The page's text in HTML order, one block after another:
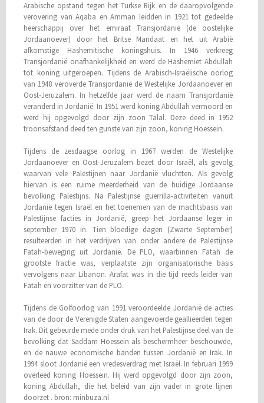
Arabische opstand tegen het Turkse Rijk en de daaropvolgende
verovering van Aqaba en Amman leidden in 1921 tot gedeelde
heerschappij over het emiraat Transjordanië (de oostelijke
Jordaanoever) door het Britse Mandaat en het uit Arabië
afkomstige Hashemitische koningshuis. In 1946 verkreeg
Transjordanië onafhankelijkheid en werd de Hashemiet Abdullah
tot koning uitgeroepen. Tijdens de Arabisch-Israëlische oorlog
van 1948 veroverde Transjordanië de Westelijke Jordaanoever en
Oost-Jeruzalem. In hetzelfde jaar werd de naam Transjordanië
veranderd in Jordanië. In 1951 werd koning Abdullah vermoord en
werd hij opgevolgd door zijn zoon Talal. Deze deed in 1952
troonsafstand deed ten gunste van zijn zoon, koning Hoessein.
Tijdens de zesdaagse oorlog in 1967 werden de Westelijke
Jordaanoever en Oost-Jeruzalem bezet door Israël, als gevolg
waarvan vele Palestijnen naar Jordanië vluchtten. Als gevolg
hiervan is een ruime meerderheid van de huidige Jordaanse
bevolking Palestijns. Na Palestijnse guerrilla-activiteiten vanuit
Jordanië tegen Israël en het toenemen van de machtsbasis van
Palestijnse facties in Jordanië, greep het Jordaanse leger in
september 1970 in. Tien bloedige dagen (Zwarte September)
resulteerden in het verdrijven van onder andere de Palestijnse
Fatah-beweging uit Jordanië. De PLO, waarbinnen Fatah de
grootste fractie was, verplaatste zijn organisatorische basis
vervolgens naar Libanon. Arafat was in die tijd reeds leider van
Fatah en voorzitter van de PLO.
Tijdens de Golfoorlog van 1991 veroordeelde Jordanië de acties
van de door de Verenigde Staten aangevoerde geallieerden tegen
Irak. Dit gebeurde mede onder druk van het Palestijnse deel van de
bevolking dat Saddam Hoessein als beschermheer beschouwde,
en de nauwe economische banden tussen Jordanië en Irak. In
1994 sloot Jordanië een vredesverdrag met Israël. In februari 1999
overleed koning Hoessein. Hij werd opgevolgd door zijn zoon,
koning Abdullah, die het beleid van zijn vader in grote lijnen
doorzet . bron: minbuza.nl